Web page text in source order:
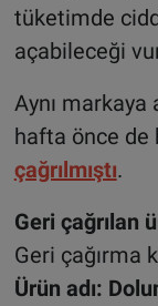
tüketimde
açabileceği
Aynı markaya
hafta önce de
çağrılmıştı.
Geri çağrılan
Geri çağırma
Ürün adı: